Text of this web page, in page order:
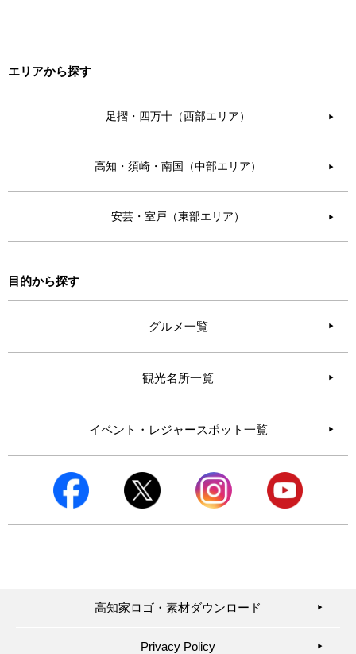
エリアから探す
足摺・四万十（西部エリア） ▶︎
高知・須崎・南国（中部エリア） ▶︎
安芸・室戸（東部エリア） ▶︎
目的から探す
グルメ一覧
観光名所一覧
イベント・レジャースポット一覧
高知家ロゴ・素材ダウンロード ▶︎
Privacy Policy ▶︎